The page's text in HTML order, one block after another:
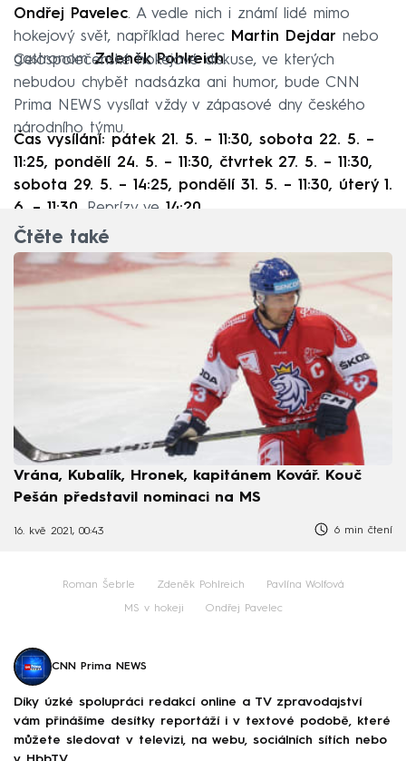
Ondřej Pavelec. A vedle nich i známí lidé mimo
hokejový svět, například herec Martin Dejdar nebo
gastronomZdeněk Pohlreich.
Celospolečenské hokejové diskuse, ve kterých
nebudou chybět nadsázka ani humor, bude CNN
Prima NEWS vysílat vždy v zápasové dny českého
národního týmu.
Čas vysílání: pátek 21. 5. – 11:30, sobota 22. 5. –
11:25, pondělí 24. 5. – 11:30, čtvrtek 27. 5. – 11:30,
sobota 29. 5. – 14:25, pondělí 31. 5. – 11:30, úterý 1.
6. – 11:30.
Reprízy ve 14:20
Čtěte také
Vrána, Kubalík, Hronek, kapitánem Kovář. Kouč
Pešán představil nominaci na MS
16. kvě 2021, 00:43 6 min čtení
Roman Šebrle Zdeněk Pohlreich Pavlína Wolfová
MS v hokeji Ondřej Pavelec
CNN Prima NEWS
Díky úzké spolupráci redakcí online a TV zpravodajství
vám přinášíme desítky reportáží i v textové podobě, které
můžete sledovat v televizi, na webu, sociálních sítích nebo